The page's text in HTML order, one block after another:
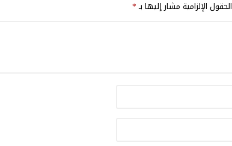
الحقول الإلزامية مشار إليها بـ*